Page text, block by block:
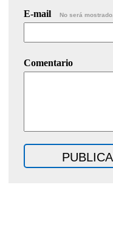
E-mail No será mostrado.
Comentario